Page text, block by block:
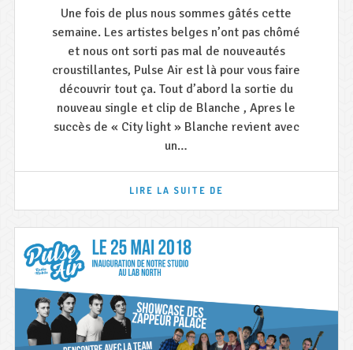
Une fois de plus nous sommes gâtés cette
semaine. Les artistes belges n’ont pas chômé
et nous ont sorti pas mal de nouveautés
croustillantes, Pulse Air est là pour vous faire
découvrir tout ça. Tout d’abord la sortie du
nouveau single et clip de Blanche , Apres le
succès de « City light » Blanche revient avec
un…
LIRE LA SUITE DE